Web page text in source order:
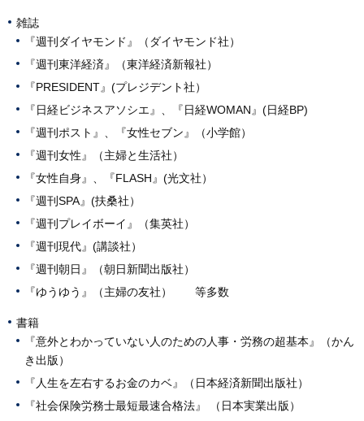
雑誌
『週刊ダイヤモンド』（ダイヤモンド社）
『週刊東洋経済』（東洋経済新報社）
『PRESIDENT』(プレジデント社）
『日経ビジネスアソシエ』、『日経WOMAN』(日経BP)
『週刊ポスト』、『女性セブン』（小学館）
『週刊女性』（主婦と生活社）
『女性自身』、『FLASH』(光文社）
『週刊SPA』(扶桑社）
『週刊プレイボーイ』（集英社）
『週刊現代』(講談社）
『週刊朝日』（朝日新聞出版社）
『ゆうゆう』（主婦の友社） 等多数
書籍
『意外とわかっていない人のための人事・労務の超基本』（かん
き出版）
『人生を左右するお金のカベ』（日本経済新聞出版社）
『社会保険労務士最短最速合格法』 （日本実業出版）